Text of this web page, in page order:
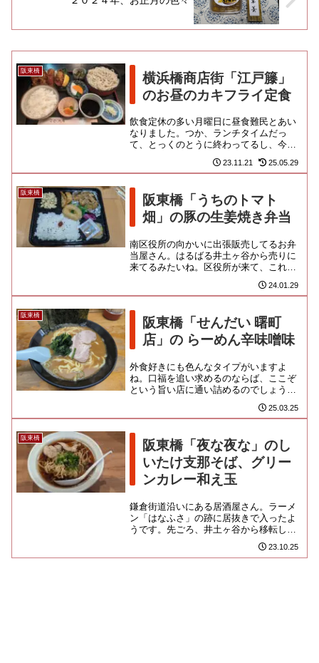
阪東橋
横浜橋商店街「江戸籐」
のお昼のカキフライ定食
飲食定休の多い月曜日に昼食難民とあい
なりました。つか、ランチタイムだっ
て、とっくのとうに終わってるし、今か
ら飯を食わせてもらおうだなんて、考え
が甘いか。こういう時に受け入れ...
23.11.21 25.05.29
阪東橋
阪東橋「うちのトマト
畑」の豚の生姜焼き弁当
南区役所の向かいに出張販売してるお弁
当屋さん。はるばる井土ヶ谷から売りに
来てるみたいね。区役所が来て、これか
ら飲食の花が咲きまくるぞ！とワクワク
していた地元民なのですよ。で... 24.01.29
阪東橋
阪東橋「せんだい 曙町
店」の らーめん辛味噌味
外食好きにも色んなタイプがいますよ
ね。口福を追い求めるのならば、ここぞ
という旨い店に通い詰めるのでしょう
いるタイプだと、近所にあるお気に...
25.03.25
阪東橋
阪東橋「夜な夜な」のし
いたけ支那そば、グリー
ンカレー和え玉
鎌倉街道沿いにある居酒屋さん。ラーメ
ン「はなふさ」の跡に居抜きで入ったよ
うです。先ごろ、井土ヶ谷から移転して
きたお店です。下戸の私にも噂が届くく
らいだから、気の利いた飲み屋... 23.10.25